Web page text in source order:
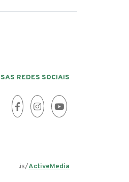
REDES SOCIAIS
.is/ActiveMedia